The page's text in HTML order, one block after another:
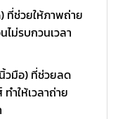
ที่ช่วยให้ภาพถ่าย
ม่รบกวนเวลา
วมือ) ที่ช่วยลด
ำให้เวลาถ่าย